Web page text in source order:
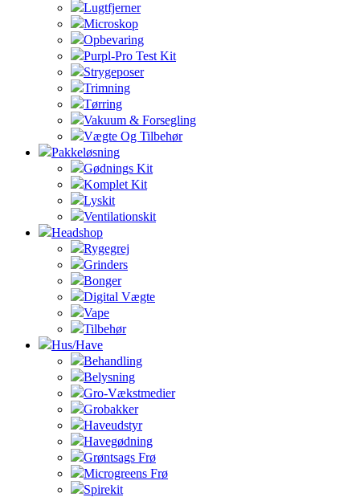
Lugtfjerner
Microskop
Opbevaring
Purpl-Pro Test Kit
Strygeposer
Trimning
Tørring
Vakuum & Forsegling
Vægte Og Tilbehør
Pakkeløsning
Gødnings Kit
Komplet Kit
Lyskit
Ventilationskit
Headshop
Rygegrej
Grinders
Bonger
Digital Vægte
Vape
Tilbehør
Hus/Have
Behandling
Belysning
Gro-Vækstmedier
Grobakker
Haveudstyr
Havegødning
Grøntsags Frø
Microgreens Frø
Spirekit